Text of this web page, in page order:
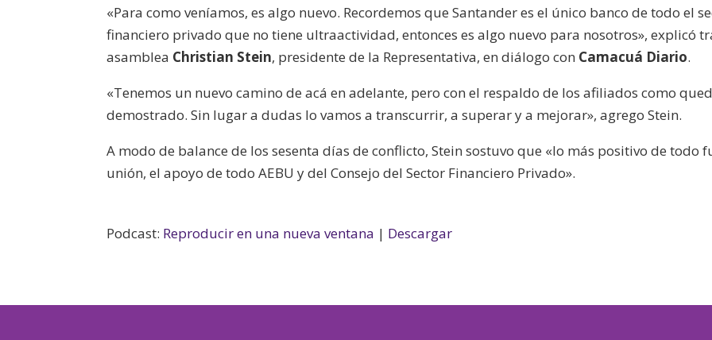
«Para como veníamos, es algo nuevo. Recordemos que Santander es el único banco de todo el
financiero privado que no tiene ultraactividad, entonces es algo nuevo para nosotros», explicó
asamblea Christian Stein, presidente de la Representativa, en diálogo con Camacuá Diario.
«Tenemos un nuevo camino de acá en adelante, pero con el respaldo de los afiliados como
demostrado. Sin lugar a dudas lo vamos a transcurrir, a superar y a mejorar», agrego Stein.
A modo de balance de los sesenta días de conflicto, Stein sostuvo que «lo más positivo de todo
unión, el apoyo de todo AEBU y del Consejo del Sector Financiero Privado».
Podcast: Reproducir en una nueva ventana | Descargar